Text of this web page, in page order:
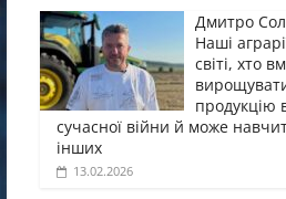
Дмитро
Наші
світі, хто
продукцію
сучасної війни й може
інших
13.02.2026